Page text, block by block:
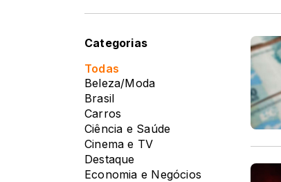
Categorias
Todas
Beleza/Moda
Brasil
Carros
Ciência e Saúde
Cinema e TV
Destaque
Economia e Negócios